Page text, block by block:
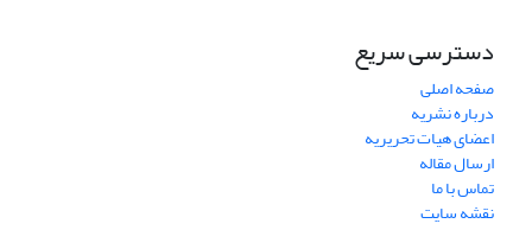
دسترسی سریع
صفحه اصلی
درباره نشریه
اعضای هیات تحریریه
ارسال مقاله
تماس با ما
نقشه سایت